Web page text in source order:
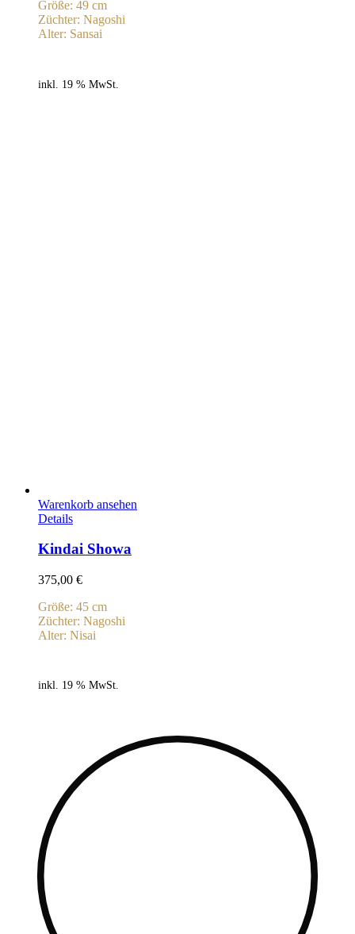
Größe: 49 cm
Züchter: Nagoshi
Alter: Sansai
inkl. 19 % MwSt.
Warenkorb ansehen
Details
Kindai Showa
375,00 €
Größe: 45 cm
Züchter: Nagoshi
Alter: Nisai
inkl. 19 % MwSt.